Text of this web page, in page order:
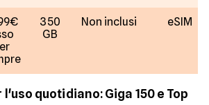
350
GB
Non inclusi eSIM
quotidiano: Giga 150 e Top